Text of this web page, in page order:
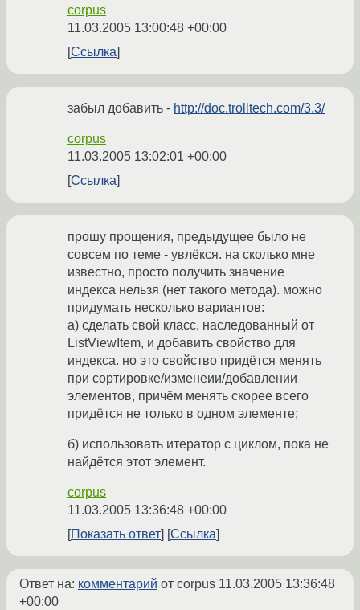
corpus
11.03.2005 13:00:48 +00:00
Ссылка
забыл добавить - http://doc.trolltech.com/3.3/
corpus
11.03.2005 13:02:01 +00:00
Ссылка
прошу прощения, предыдущее было не
совсем по теме - увлёкся. на сколько мне
известно, просто получить значение
индекса нельзя (нет такого метода). можно
придумать несколько вариантов:
а) сделать свой класс, наследованный от
ListViewItem, и добавить свойство для
индекса. но это свойство придётся менять
при сортировке/изменеии/добавлении
элементов, причём менять скорее всего
придётся не только в одном элементе;
б) использовать итератор с циклом, пока не
найдётся этот элемент.
corpus
11.03.2005 13:36:48 +00:00
Показать ответ
Ссылка
Ответ на: комментарий от corpus 11.03.2005 13:36:48
+00:00